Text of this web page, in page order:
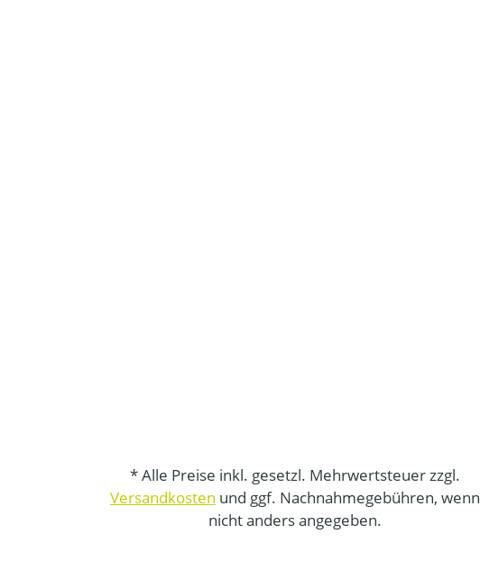
* Alle Preise inkl. gesetzl. Mehrwertsteuer zzgl.
Versandkosten und ggf. Nachnahmegebühren, wenn
nicht anders angegeben.